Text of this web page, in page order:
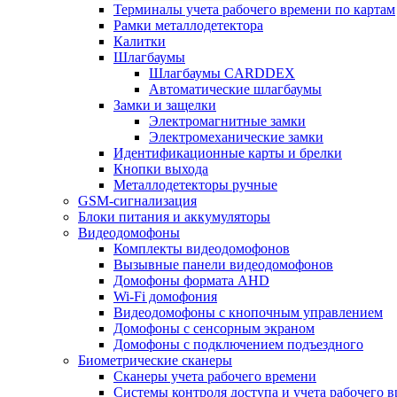
Терминалы учета рабочего времени по картам
Рамки металлодетектора
Калитки
Шлагбаумы
Шлагбаумы CARDDEX
Автоматические шлагбаумы
Замки и защелки
Электромагнитные замки
Электромеханические замки
Идентификационные карты и брелки
Кнопки выхода
Металлодетекторы ручные
GSM-сигнализация
Блоки питания и аккумуляторы
Видеодомофоны
Комплекты видеодомофонов
Вызывные панели видеодомофонов
Домофоны формата AHD
Wi-Fi домофония
Видеодомофоны с кнопочным управлением
Домофоны с сенсорным экраном
Домофоны с подключением подъездного
Биометрические сканеры
Сканеры учета рабочего времени
Системы контроля доступа и учета рабочего